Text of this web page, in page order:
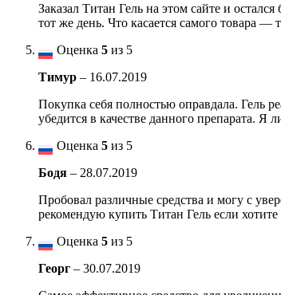
Заказал Титан Гель на этом сайте и
тот же день. Что касается самого товара
Оценка 5 из 5
Тимур – 16.07.2019
Покупка себя полностью оправдала. Гель
убедится в качестве данного препарата. Я
Оценка 5 из 5
Бодя – 28.07.2019
Пробовал различные средства и могу с
рекомендую купить Титан Гель если хотите
Оценка 5 из 5
Георг – 30.07.2019